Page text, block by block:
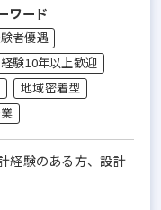
ワード
者優遇
験10年以上歓迎
地域密着型
経験のある方、設計